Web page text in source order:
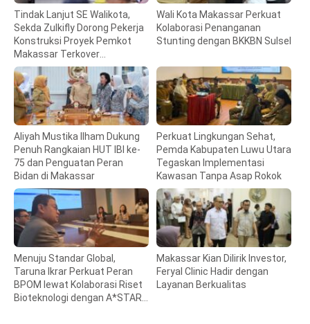
Tindak Lanjut SE Walikota,
Sekda Zulkifly Dorong Pekerja
Konstruksi Proyek Pemkot
Makassar Terkover
BPJamsostek
Wali Kota Makassar Perkuat
Kolaborasi Penanganan
Stunting dengan BKKBN Sulsel
Aliyah Mustika Ilham Dukung
Penuh Rangkaian HUT IBI ke-
75 dan Penguatan Peran
Bidan di Makassar
Perkuat Lingkungan Sehat,
Pemda Kabupaten Luwu Utara
Tegaskan Implementasi
Kawasan Tanpa Asap Rokok
Menuju Standar Global,
Taruna Ikrar Perkuat Peran
BPOM lewat Kolaborasi Riset
Bioteknologi dengan A*STAR
Makassar Kian Dilirik Investor,
Feryal Clinic Hadir dengan
Layanan Berkualitas